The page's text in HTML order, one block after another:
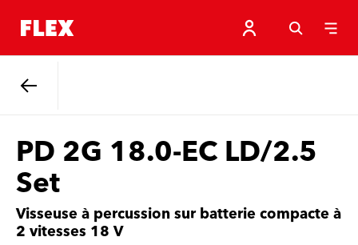
PD 2G 18.0-EC LD/2.5
Set
Visseuse à percussion sur batterie compacte à
2 vitesses 18 V